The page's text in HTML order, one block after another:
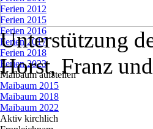
Ferien 2012
Ferien 2015
Ferien 2016
Ferien 2017
Ferien 2018
Ferien 2023
Maibaum aufstellen▼
Maibaum 2015
Maibaum 2018
Maibaum 2022
Aktiv kirchlich
Unterstützung
Horst, Franz